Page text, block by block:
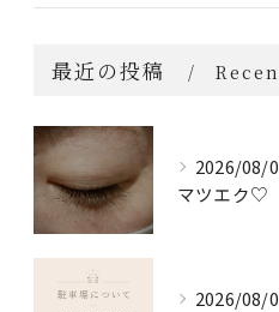
最近の投稿
2026/08/
マツエク♡
2026/08/